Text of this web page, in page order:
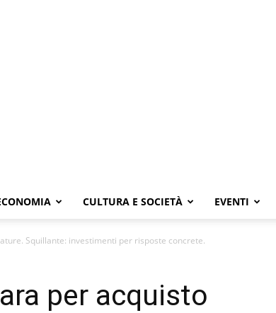
CULTURA E SOCIETÀ EVENTI
Squillante: investimenti per risposte concrete.
per acquisto